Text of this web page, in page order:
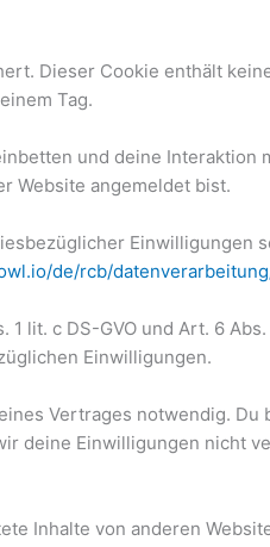
Dieser Cookie enthält
Tag.
und deine Interaktion
Website angemeldet bist.
Einwilligungen
de/rcb/
lit. c DS-GVO und Art. 6 Abs.
Einwilligungen.
Vertrages notwendig. Du
deine Einwilligungen nicht
Inhalte von anderen